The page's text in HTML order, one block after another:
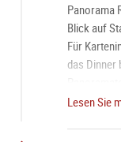
Panorama
Blick auf
Für
das Dinner
Lesen Sie